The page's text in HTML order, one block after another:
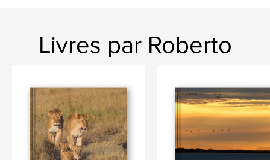
Livres par Roberto